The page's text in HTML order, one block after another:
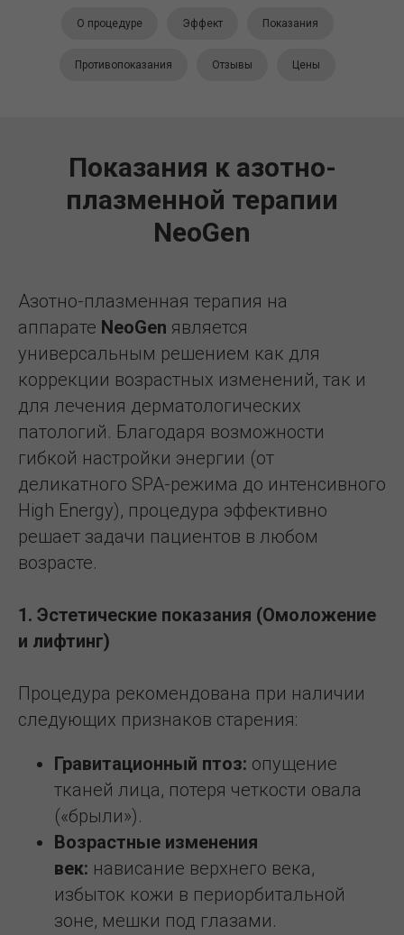
О процедуре Эффект Показания
Противопоказания Отзывы Цены
Показания к азотно-
плазменной терапии
NeoGen
Азотно-плазменная терапия на
аппарате NeoGen является
универсальным решением как для
коррекции возрастных изменений, так и
для лечения дерматологических
патологий. Благодаря возможности
гибкой настройки энергии (от
деликатного SPA-режима до интенсивного
High Energy), процедура эффективно
решает задачи пациентов в любом
возрасте.
1. Эстетические показания (Омоложение
и лифтинг)
Процедура рекомендована при наличии
следующих признаков старения:
Гравитационный птоз: опущение
тканей лица, потеря четкости овала
(«брыли»).
Возрастные изменения
век: нависание верхнего века,
избыток кожи в периорбитальной
зоне, мешки под глазами.